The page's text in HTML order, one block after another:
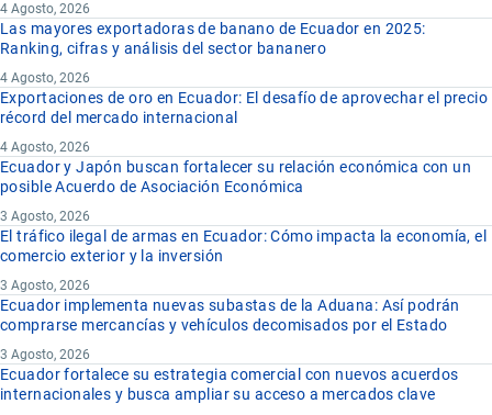
4 Agosto, 2026
Las mayores exportadoras de banano de Ecuador en 2025:
Ranking, cifras y análisis del sector bananero
4 Agosto, 2026
Exportaciones de oro en Ecuador: El desafío de aprovechar el precio
récord del mercado internacional
4 Agosto, 2026
Ecuador y Japón buscan fortalecer su relación económica con un
posible Acuerdo de Asociación Económica
3 Agosto, 2026
El tráfico ilegal de armas en Ecuador: Cómo impacta la economía, el
comercio exterior y la inversión
3 Agosto, 2026
Ecuador implementa nuevas subastas de la Aduana: Así podrán
comprarse mercancías y vehículos decomisados por el Estado
3 Agosto, 2026
Ecuador fortalece su estrategia comercial con nuevos acuerdos
internacionales y busca ampliar su acceso a mercados clave